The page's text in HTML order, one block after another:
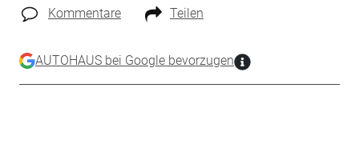
Kommentare Teilen
AUTOHAUS bei Google bevorzugen